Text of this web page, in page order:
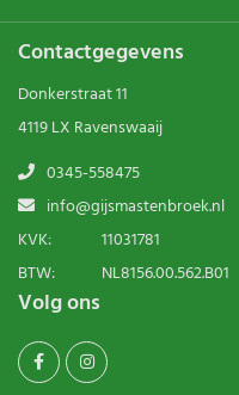
Contactgegevens
Donkerstraat 11
4119 LX Ravenswaaij
0345-558475
info@gijsmastenbroek.nl
KVK:
11031781
BTW:
NL8156.00.562.B01
Volg ons